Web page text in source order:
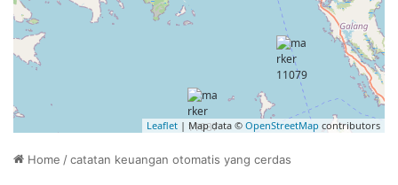
Home /catatan keuangan otomatis yang cerdas
Leaflet | Map data © OpenStreetMap contributors